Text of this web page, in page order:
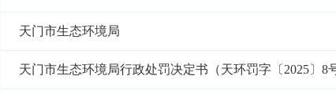
天门市生态环境局
天门市生态环境局行政处罚决定书（天环罚字〔2025〕8